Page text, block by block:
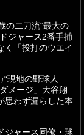
の二刀流“最大の
ジャース2番手捕
く「投打のウエイ
現地の野球人
メージ」大谷翔
思わず漏らした本
ジャース同僚・球